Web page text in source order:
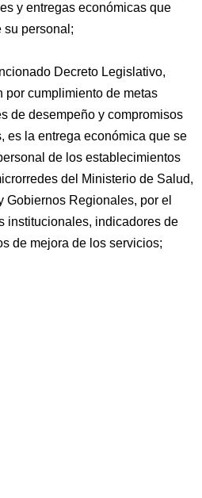
y entregas económicas que
su personal;
Decreto Legislativo,
cumplimiento de metas
de desempeño y compromisos
es la entrega económica que se
de los establecimientos
del Ministerio de Salud,
Gobiernos Regionales, por el
institucionales, indicadores de
de mejora de los servicios;